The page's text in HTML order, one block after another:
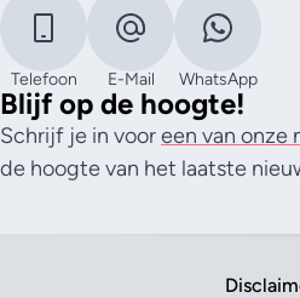
Telefoon E-Mail WhatsApp
Blijf op de hoogte!
Schrijf je in vooreen van onze
de hoogte van het laatste